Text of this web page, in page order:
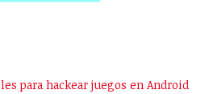
para hackear juegos en Android